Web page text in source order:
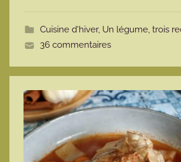
t
Cuisine d'hiver, Un légume, trois
36 commentaires